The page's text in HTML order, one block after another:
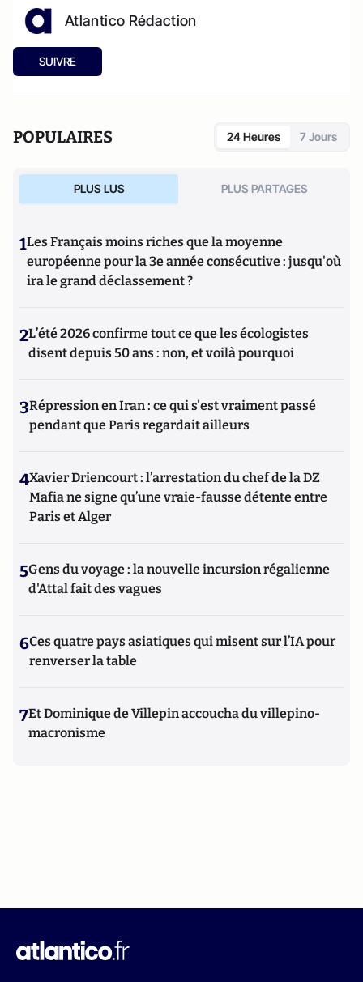
Atlantico Rédaction
SUIVRE
POPULAIRES 24 Heures 7 Jours
PLUS LUS PLUS PARTAGES
1Les Français moins riches que la moyenne
européenne pour la 3e année consécutive : jusqu'où
ira le grand déclassement ?
2L’été 2026 confirme tout ce que les écologistes
disent depuis 50 ans : non, et voilà pourquoi
3Répression en Iran : ce qui s'est vraiment passé
pendant que Paris regardait ailleurs
4Xavier Driencourt : l’arrestation du chef de la DZ
Mafia ne signe qu’une vraie-fausse détente entre
Paris et Alger
5Gens du voyage : la nouvelle incursion régalienne
d'Attal fait des vagues
6Ces quatre pays asiatiques qui misent sur l’IA pour
renverser la table
7Et Dominique de Villepin accoucha du villepino-
macronisme